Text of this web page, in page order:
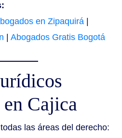
en Zipaquirá
Abogados Gratis Bogotá
Cajica
las áreas del derecho: